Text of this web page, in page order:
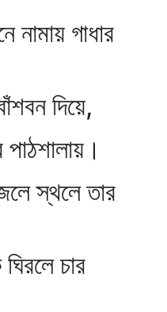
নামায় গাধার
দিয়ে,
জলে স্থলে তার
চার